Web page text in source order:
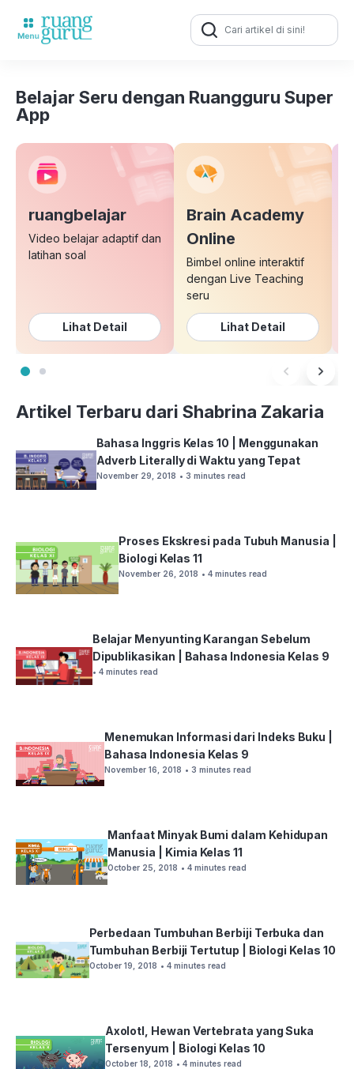
Search
for:
Belajar Seru dengan Ruangguru Super
App
ruangbelajar
Video belajar adaptif dan
latihan soal
Lihat Detail
Brain Academy
Online
Bimbel online interaktif
dengan Live Teaching
seru
Lihat Detail
Artikel Terbaru dari Shabrina Zakaria
Bahasa Inggris Kelas 10 | Menggunakan
Adverb Literally di Waktu yang Tepat
November 29, 2018 • 3 minutes read
Proses Ekskresi pada Tubuh Manusia |
Biologi Kelas 11
November 26, 2018 • 4 minutes read
Belajar Menyunting Karangan Sebelum
Dipublikasikan | Bahasa Indonesia Kelas 9
• 4 minutes read
Menemukan Informasi dari Indeks Buku |
Bahasa Indonesia Kelas 9
November 16, 2018 • 3 minutes read
Manfaat Minyak Bumi dalam Kehidupan
Manusia | Kimia Kelas 11
October 25, 2018 • 4 minutes read
Perbedaan Tumbuhan Berbiji Terbuka dan
Tumbuhan Berbiji Tertutup | Biologi Kelas 10
October 19, 2018 • 4 minutes read
Axolotl, Hewan Vertebrata yang Suka
Tersenyum | Biologi Kelas 10
October 18, 2018 • 4 minutes read